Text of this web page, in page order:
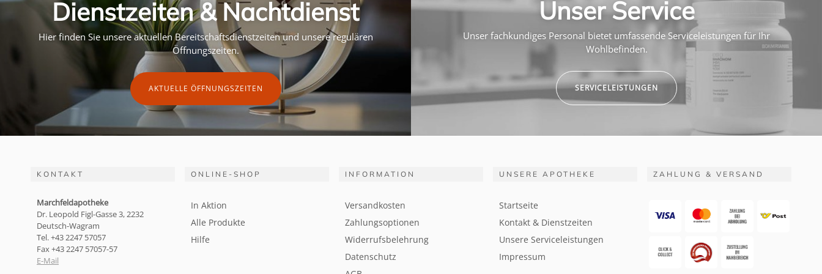
Dienstzeiten & Nachtdienst
Hier finden Sie unsere aktuellen Bereitschaftsdienstzeiten und unsere regulären
Öffnungszeiten.
AKTUELLE ÖFFNUNGSZEITEN
Unser Service
Unser fachkundiges Personal bietet umfassende Serviceleistungen für Ihr
Wohlbefinden.
SERVICELEISTUNGEN
KONTAKT
Marchfeldapotheke
Dr. Leopold Figl-Gasse 3, 2232
Deutsch-Wagram
Tel. +43 2247 57057
Fax +43 2247 57057-57
E-Mail
ONLINE-SHOP
In Aktion
Alle Produkte
Hilfe
INFORMATION
Versandkosten
Zahlungsoptionen
Widerrufsbelehrung
Datenschutz
UNSERE APOTHEKE
Startseite
Kontakt & Dienstzeiten
Unsere Serviceleistungen
Impressum
ZAHLUNG & VERSAND